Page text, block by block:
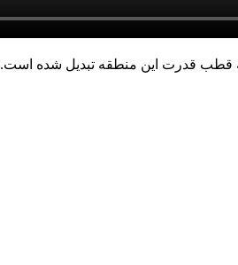
به قطب قدرت این منطقه تبدیل شده است.